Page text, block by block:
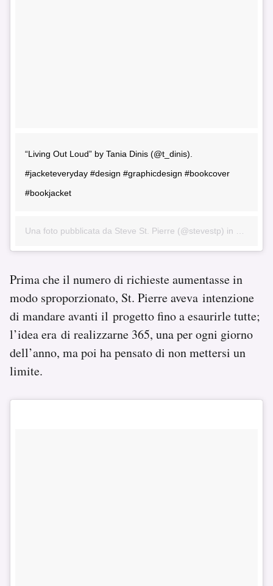
“Living Out Loud” by Tania Dinis (@t_dinis).
#jacketeveryday #design #graphicdesign #bookcover
#bookjacket
Prima che il numero di richieste aumentasse in
modo sproporzionato, St. Pierre aveva intenzione
di mandare avanti il progetto fino a esaurirle tutte;
l’idea era di realizzarne 365, una per ogni giorno
dell’anno, ma poi ha pensato di non mettersi un
limite.